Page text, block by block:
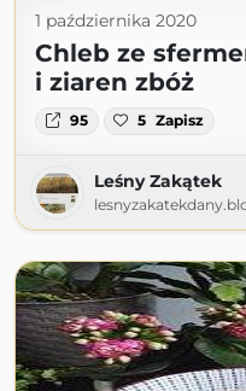
1 października 2020
Chleb ze
i ziaren zbóż
95 5 Zapisz
Leśny Zakątek